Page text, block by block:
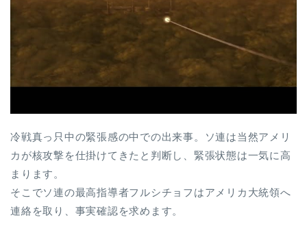
冷戦真っ只中の緊張感の中での出来事。ソ連は当然アメリ
カが核攻撃を仕掛けてきたと判断し、緊張状態は一気に高
まります。
そこでソ連の最高指導者フルシチョフはアメリカ大統領へ
連絡を取り、事実確認を求めます。